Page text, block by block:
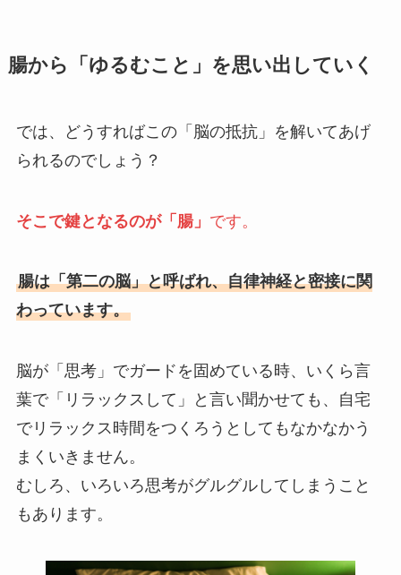
腸から「ゆるむこと」を思い出していく
では、どうすればこの「脳の抵抗」を解いてあげ
られるのでしょう？
そこで鍵となるのが「腸」 です。
腸は「第二の脳」と呼ばれ、自律神経と密接に関
わっています。
脳が「思考」でガードを固めている時、いくら言
葉で「リラックスして」と言い聞かせても、自宅
でリラックス時間をつくろうとしてもなかなかう
まくいきません。
むしろ、いろいろ思考がグルグルしてしまうこと
もあります。